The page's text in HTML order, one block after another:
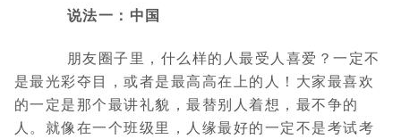
说法一：中国
朋友圈子里，什么样的人最受人喜爱？一定不
是最光彩夺目，或者是最高高在上的人！大家最喜欢
的一定是那个最讲礼貌，最替别人着想，最不争的
人。就像在一个班级里，人缘最好的一定不是考试考